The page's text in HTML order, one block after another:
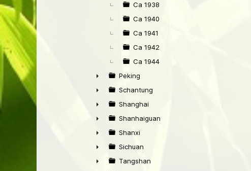
Ca 1938
Ca 1940
Ca 1941
Ca 1942
Ca 1944
►
Peking
►
Schantung
►
Shanghai
►
Shanhaiguan
►
Shanxi
►
Sichuan
Tangshan